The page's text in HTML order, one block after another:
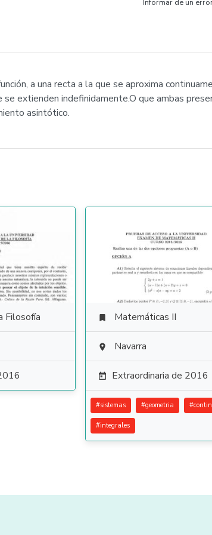
Informar de un
a una recta a la que se aproxima
extienden indefinidamente.O que ambas
asintótico.
Filosofía  Matemáticas II
 Navarra
 Extraordinaria de 2016
#sistemas #geometria #
#integrales